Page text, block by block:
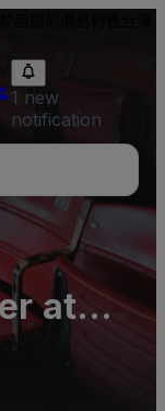
1 new
notification
at